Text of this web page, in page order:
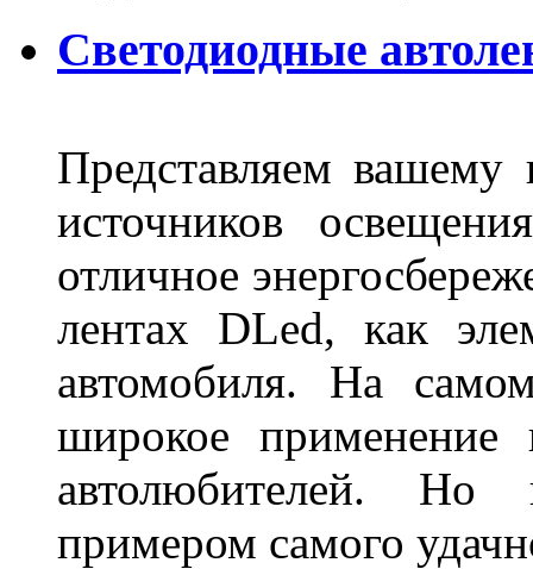
Светодиодные
Представляем
источников
отличное
лентах DLed, как
автомобиля. На
широкое
автолюбителей. Но
примером самого